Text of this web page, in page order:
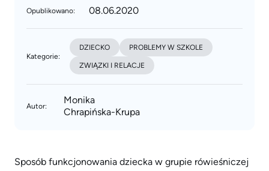
Autor:
Monika
Chrapińska-Krupa
Opublikowano: 08.06.2020
Kategorie:
DZIECKO PROBLEMY W SZKOLE
ZWIĄZKI I RELACJE
Sposób funkcjonowania dziecka w grupie rówieśniczej